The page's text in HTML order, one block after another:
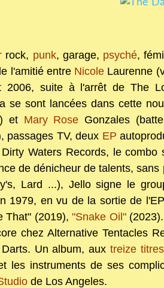
rock, punk, garage, psyché,
l'amitié entreNicole Laurenne
2006, suite à l'arrêt de The
se sont lancées dans cette
etMary Rose Gonzales
passages TV, deux EP
Waters Records, le
de dénicheur de talents,
Lard ...), Jello signe le
1979, en vu de la sortie de
That" (2019),"Snake Oil"
chez Alternative Tentacles
Un album, auxtreize titres
les instruments de ses
de Los Angeles.